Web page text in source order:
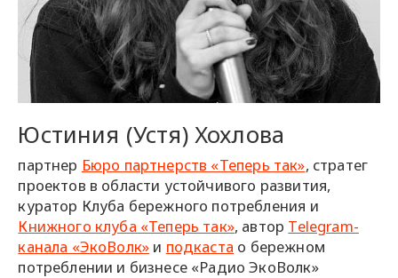
Юстиния (Устя) Хохлова
партнер Бюро партнерств «Теперь так», стратег
проектов в области устойчивого развития,
куратор Клуба бережного потребления и
Книжного клуба «Теперь так», автор Telegram-
канала «ЭкоВолк» и подкаста о бережном
потреблении и бизнесе «Радио ЭкоВолк»